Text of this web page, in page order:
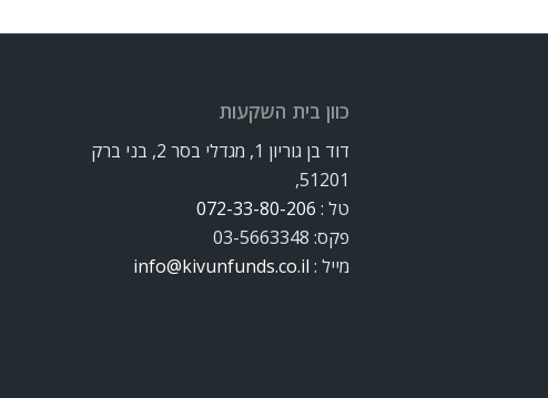
כוון בית השקעות
דוד בן גוריון 1, מגדלי בסר 2, בני ברק
51201,
טל : 072-33-80-206
פקס: 03-5663348
מייל : info@kivunfunds.co.il